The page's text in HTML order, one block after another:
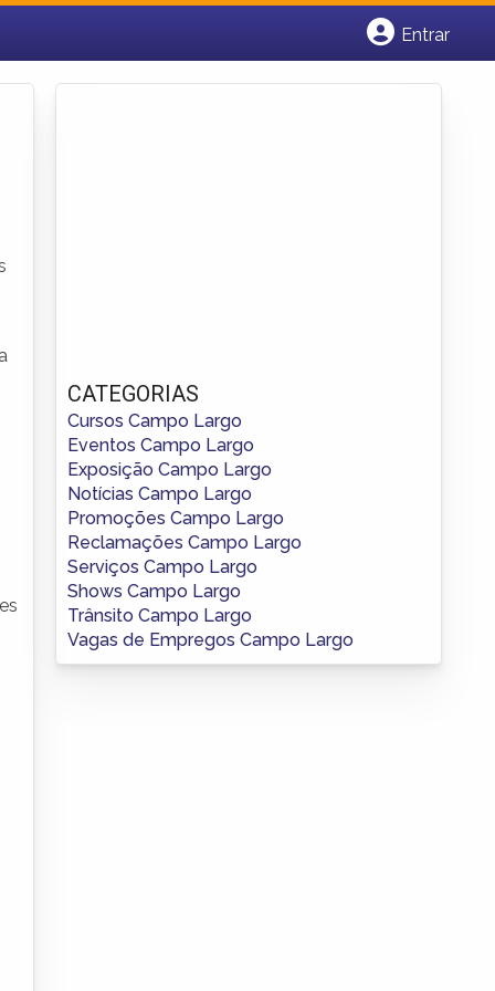
Entrar
CATEGORIAS
Cursos Campo Largo
Eventos Campo Largo
Exposição Campo Largo
Notícias Campo Largo
Promoções Campo Largo
Reclamações Campo Largo
Serviços Campo Largo
Shows Campo Largo
Trânsito Campo Largo
Vagas de Empregos Campo Largo